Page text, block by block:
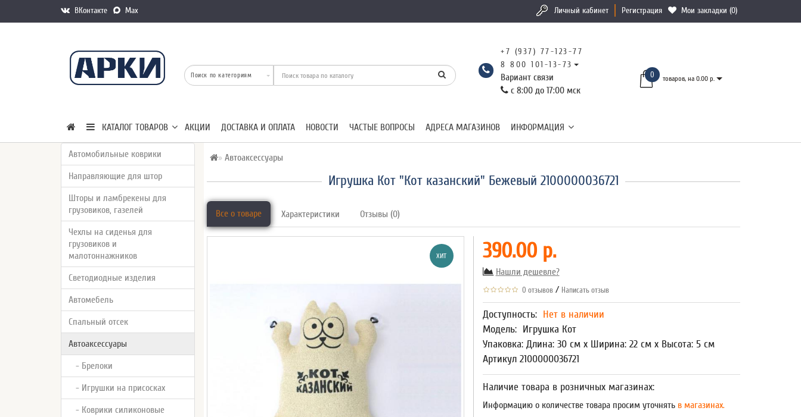
ВКонтакте Max Личный кабинет Регистрация Мои закладки (0)
+7 (937) 77-123-77
8 800 101-13-73
Вариант связи
с 8:00 до 17:00 мск
0 товаров, на 0.00 р.
КАТАЛОГ ТОВАРОВ АКЦИИ ДОСТАВКА И ОПЛАТА НОВОСТИ ЧАСТЫЕ ВОПРОСЫ АДРЕСА МАГАЗИНОВ ИНФОРМАЦИЯ
Автомобильные коврики
Направляющие для штор
Шторы и ламбрекены для
грузовиков, газелей
Чехлы на сиденья для
грузовиков и
малотоннажников
Светодиодные изделия
Автомебель
Спальный отсек
Автоаксессуары
- Брелоки
- Игрушки на присосках
- Коврики силиконовые
Автоаксессуары
Игрушка Кот "Кот казанский" Бежевый 2100000036721
Все о товаре Характеристики Отзывы (0)
ХИТ 390.00 р.
Нашли дешевле?
0 отзывов / Написать отзыв
Доступность: Нет в наличии
Модель: Игрушка Кот
Упаковка: Длина: 30 см x Ширина: 22 см x Высота: 5 см
Артикул 2100000036721
Наличие товара в розничных магазинах:
Информацию о количестве товара просим уточнятьв магазинах.